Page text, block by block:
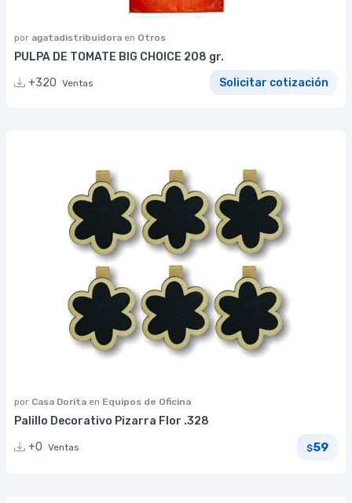
por agatadistribuidora en Otros
PULPA DE TOMATE BIG CHOICE 208 gr.
+320 Ventas Solicitar cotización
por Casa Dorita en Equipos de Oficina
Palillo Decorativo Pizarra Flor .328
+0 Ventas $59